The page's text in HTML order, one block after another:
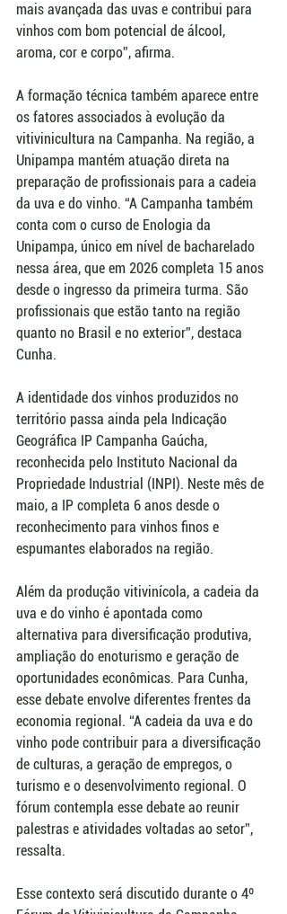
mais avançada das uvas e contribui para
vinhos com bom potencial de álcool,
aroma, cor e corpo”, afirma.
A formação técnica também aparece entre
os fatores associados à evolução da
vitivinicultura na Campanha. Na região, a
Unipampa mantém atuação direta na
preparação de profissionais para a cadeia
da uva e do vinho. “A Campanha também
conta com o curso de Enologia da
Unipampa, único em nível de bacharelado
nessa área, que em 2026 completa 15 anos
desde o ingresso da primeira turma. São
profissionais que estão tanto na região
quanto no Brasil e no exterior”, destaca
Cunha.
A identidade dos vinhos produzidos no
território passa ainda pela Indicação
Geográfica IP Campanha Gaúcha,
reconhecida pelo Instituto Nacional da
Propriedade Industrial (INPI). Neste mês de
maio, a IP completa 6 anos desde o
reconhecimento para vinhos finos e
espumantes elaborados na região.
Além da produção vitivinícola, a cadeia da
uva e do vinho é apontada como
alternativa para diversificação produtiva,
ampliação do enoturismo e geração de
oportunidades econômicas. Para Cunha,
esse debate envolve diferentes frentes da
economia regional. “A cadeia da uva e do
vinho pode contribuir para a diversificação
de culturas, a geração de empregos, o
turismo e o desenvolvimento regional. O
fórum contempla esse debate ao reunir
palestras e atividades voltadas ao setor”,
ressalta.
Esse contexto será discutido durante o 4º